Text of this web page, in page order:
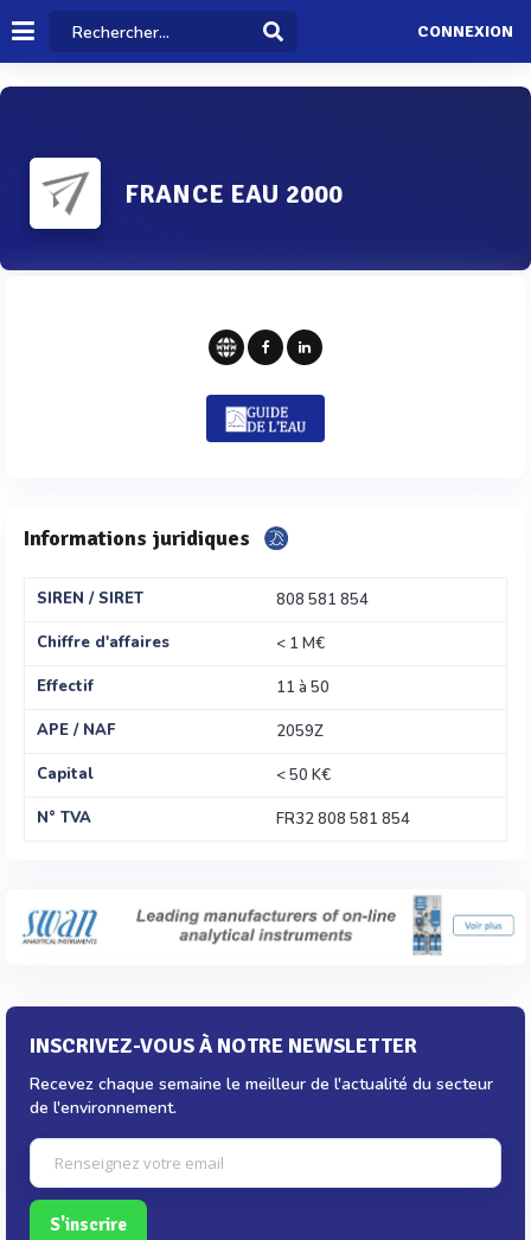
CONNEXION
FRANCE EAU 2000
Informations juridiques
SIREN / SIRET
808 581 854
Chiffre d'affaires
< 1 M€
Effectif
11 à 50
APE / NAF
2059Z
Capital
< 50 K€
N° TVA
FR32 808 581 854
INSCRIVEZ-VOUS À NOTRE NEWSLETTER
Recevez chaque semaine le meilleur de l'actualité du secteur
de l'environnement.
S'inscrire